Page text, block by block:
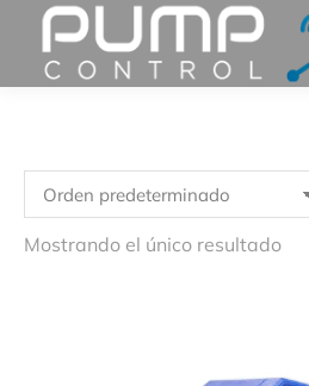
Mostrando el único resultado